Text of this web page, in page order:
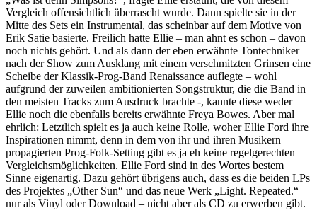
Vergleich offensichtlich überrascht wurde. Dann spielte sie in der
Mitte des Sets ein Instrumental, das scheinbar auf dem Motive von
Erik Satie basierte. Freilich hatte Ellie – man ahnt es schon – davon
noch nichts gehört. Und als dann der eben erwähnte Tontechniker
nach der Show zum Ausklang mit einem verschmitzten Grinsen eine
Scheibe der Klassik-Prog-Band Renaissance auflegte – wohl
aufgrund der zuweilen ambitionierten Songstruktur, die die Band in
den meisten Tracks zum Ausdruck brachte -, kannte diese weder
Ellie noch die ebenfalls bereits erwähnte Freya Bowes. Aber mal
ehrlich: Letztlich spielt es ja auch keine Rolle, woher Ellie Ford ihre
Inspirationen nimmt, denn in dem von ihr und ihren Musikern
propagierten Prog-Folk-Setting gibt es ja eh keine regelgerechten
Vergleichsmöglichkeiten. Ellie Ford sind in des Wortes bestem
Sinne eigenartig. Dazu gehört übrigens auch, dass es die beiden LPs
des Projektes „Other Sun“ und das neue Werk „Light. Repeated.“
nur als Vinyl oder Download – nicht aber als CD zu erwerben gibt.